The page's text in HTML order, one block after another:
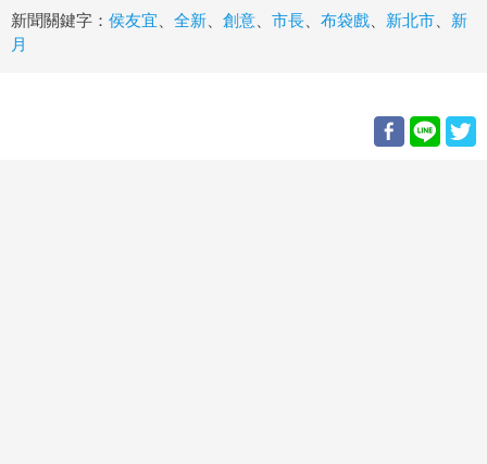
新聞關鍵字： 侯友宜 全新 創意 市長 布袋戲 新北市
新
月